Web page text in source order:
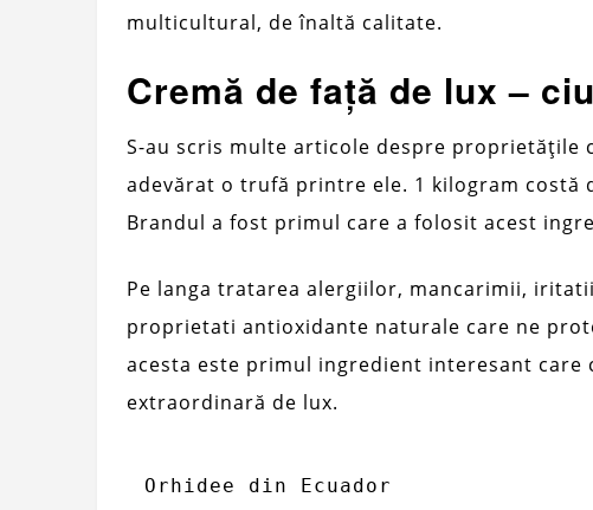
multicultural, de înaltă calitate.
Cremă de față de lux –
S-au scris multe articole despre proprietățile
adevărat o trufă printre ele. 1 kilogram costă
Brandul a fost primul care a folosit acest
Pe langa tratarea alergiilor, mancarimii,
proprietati antioxidante naturale care ne
acesta este primul ingredient interesant care
extraordinară de lux.
Orhidee din Ecuador